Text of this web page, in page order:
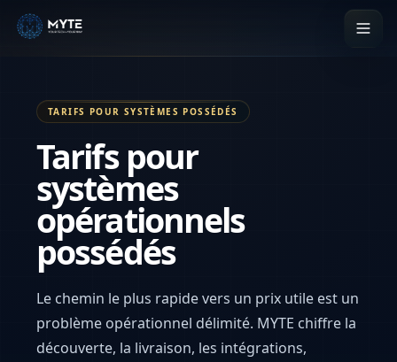
TARIFS POUR SYSTÈMES POSSÉDÉS
Tarifs pour
systèmes
opérationnels
possédés
Le chemin le plus rapide vers un prix utile est un
problème opérationnel délimité. MYTE chiffre la
découverte, la livraison, les intégrations,